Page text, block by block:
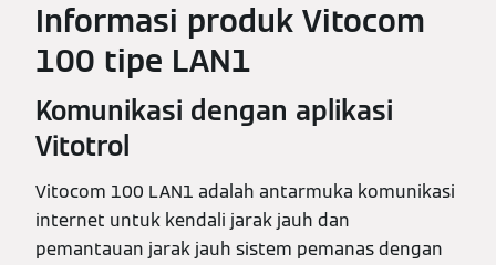
Informasi produk Vitocom
100 tipe LAN1
Komunikasi dengan aplikasi
Vitotrol
Vitocom 100 LAN1 adalah antarmuka komunikasi
internet untuk kendali jarak jauh dan
pemantauan jarak jauh sistem pemanas dengan